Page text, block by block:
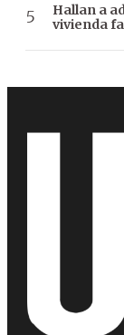
Hallan a
vivienda